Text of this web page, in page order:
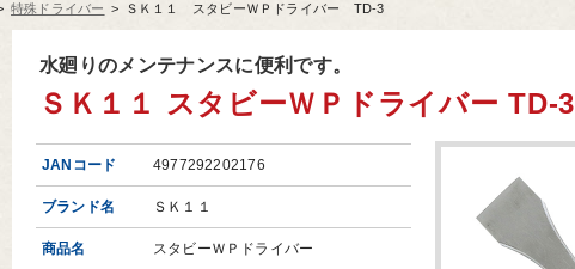
特殊ドライバー > ＳＫ１１ スタビーＷＰドライバー TD-3
水廻りのメンテナンスに便利です。
ＳＫ１１ スタビーＷＰドライバー TD-3
JANコード 4977292202176
ブランド名 ＳＫ１１
商品名 スタビーＷＰドライバー
トップ
ポート